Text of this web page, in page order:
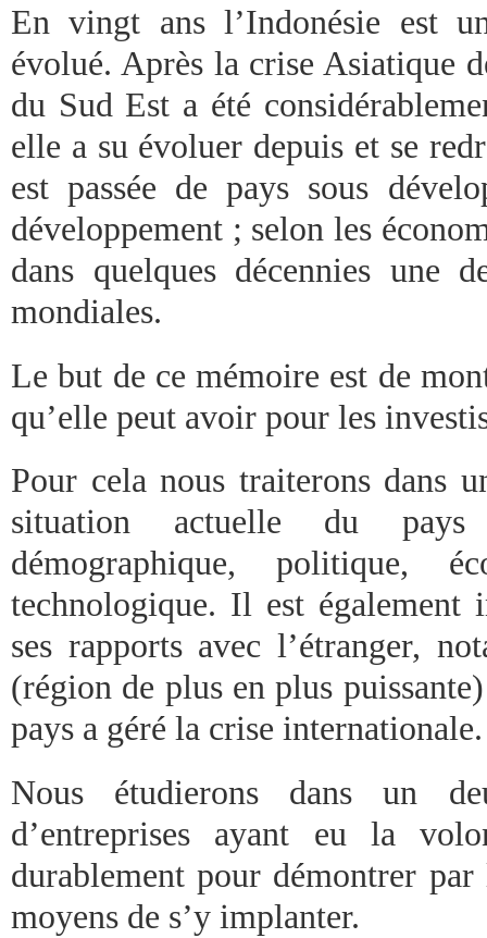
En vingt ans l’Indonésie est
évolué. Après la crise Asiatique
du Sud Est a été
elle a su évoluer depuis et se
est passée de pays sous
développement ; selon les
dans quelques décennies une
mondiales.
Le but de ce mémoire est de
qu’elle peut avoir pour les
Pour cela nous traiterons dans
situation actuelle du
démographique, politique,
technologique. Il est également
ses rapports avec l’étranger,
(région de plus en plus
pays a géré la crise internationale.
Nous étudierons dans un
d’entreprises ayant eu la
durablement pour démontrer
moyens de s’y implanter.